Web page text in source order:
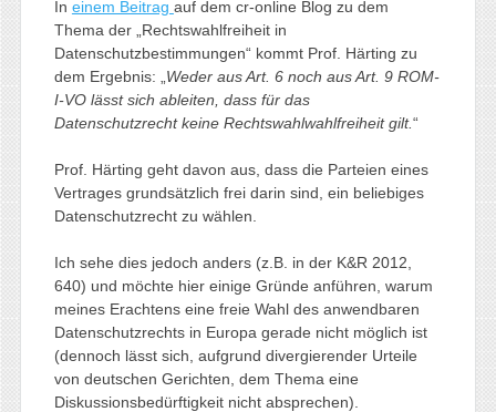
In einem Beitrag auf dem cr-online Blog zu dem
Thema der „Rechtswahlfreiheit in
Datenschutzbestimmungen“ kommt Prof. Härting zu
dem Ergebnis: „ Weder aus Art. 6 noch aus Art. 9 ROM-
I-VO lässt sich ableiten, dass für das
Datenschutzrecht keine Rechtswahlwahlfreiheit gilt.“
Prof. Härting geht davon aus, dass die Parteien eines
Vertrages grundsätzlich frei darin sind, ein beliebiges
Datenschutzrecht zu wählen.
Ich sehe dies jedoch anders (z.B. in der K&R 2012,
640) und möchte hier einige Gründe anführen, warum
meines Erachtens eine freie Wahl des anwendbaren
Datenschutzrechts in Europa gerade nicht möglich ist
(dennoch lässt sich, aufgrund divergierender Urteile
von deutschen Gerichten, dem Thema eine
Diskussionsbedürftigkeit nicht absprechen).